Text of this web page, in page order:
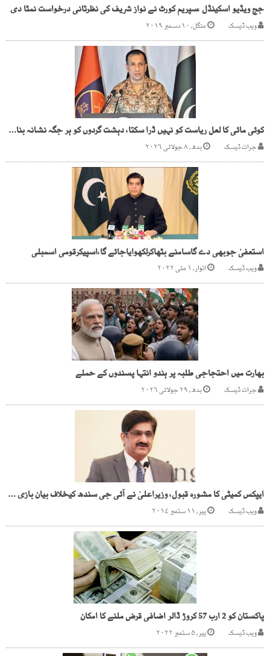
جج ویڈیو اسکینڈل ،سپریم کورٹ نے نواز شریف کی نظرثانی درخواست نمٹا دی
ویب ڈیسک منگل, ۱۰ دسمبر ۲۰۱۹
کوئی مائی کا لعل ریاست کو نہیں ڈرا سکتا، دہشت گردوں کو ہر جگہ نشانہ بنائیں گے،ترجمان پاک فوج
جرات ڈیسک بدھ, ۸ جولائی ۲۰۲۶
استعفیٰ جوبھی دے گاسامنے بٹھاکرلکھوایاجائے گا،اسپیکرقومی اسمبلی
ویب ڈیسک اتوار, ۱ مئی ۲۰۲۲
بھارت میں احتجاجی طلبہ پر ہندو انتہا پسندوں کے حملے
جرات ڈیسک بدھ, ۲۹ جولائی ۲۰۲۶
ایپکس کمیٹی کا مشورہ قبول، وزیراعلیٰ نے آئی جی سندھ کیخلاف بیان بازی رکوادی
ویب ڈیسک پیر, ۱۱ ستمبر ۲۰۱۷
پاکستان کو 2 ارب 57 کروڑ ڈالر اضافی قرض ملنے کا امکان
ویب ڈیسک پیر, ۵ ستمبر ۲۰۲۲